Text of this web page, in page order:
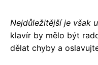
Nejdůležitější je však
klavír by mělo být
dělat chyby a